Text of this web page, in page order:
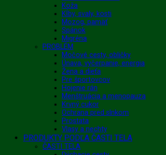
Koža
Kĺby, svaly, kosti
Mozog, pamäť
Spánok
Migréna
PROBLÉM
Močové cesty, obličky
Únava, vyčerpanie, energia
Žena a dieťa
Pre športovcov
Hojenie rán
Menštruácia a menopauza
Krvný cukor
Ochrana pred slnkom
Prostata
Vlasy a nechty
PRODUKTY PODĽA ČASTI TELA
ČASTI TELA